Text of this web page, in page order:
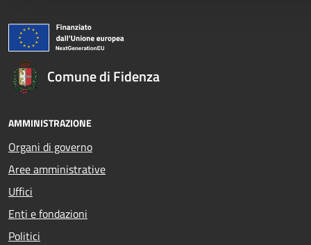
Comune di Fidenza
AMMINISTRAZIONE
Organi di governo
Aree amministrative
Uffici
Enti e fondazioni
Politici